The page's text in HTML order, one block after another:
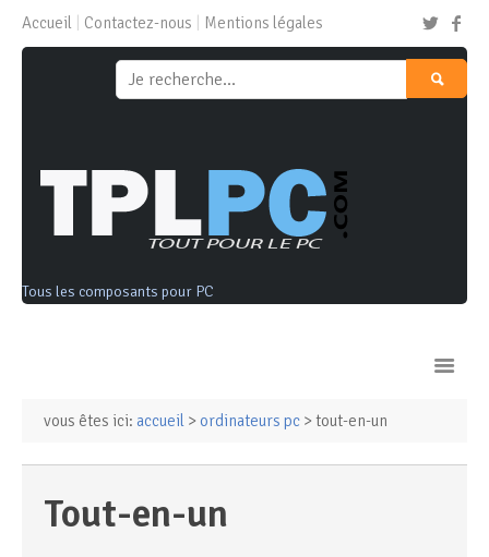
Accueil Contactez-nous Mentions légales
Tous les composants pour PC
Ordinateurs & Tablettes
vous êtes ici: accueil > ordinateurs pc > tout-en-un
tout-en-un